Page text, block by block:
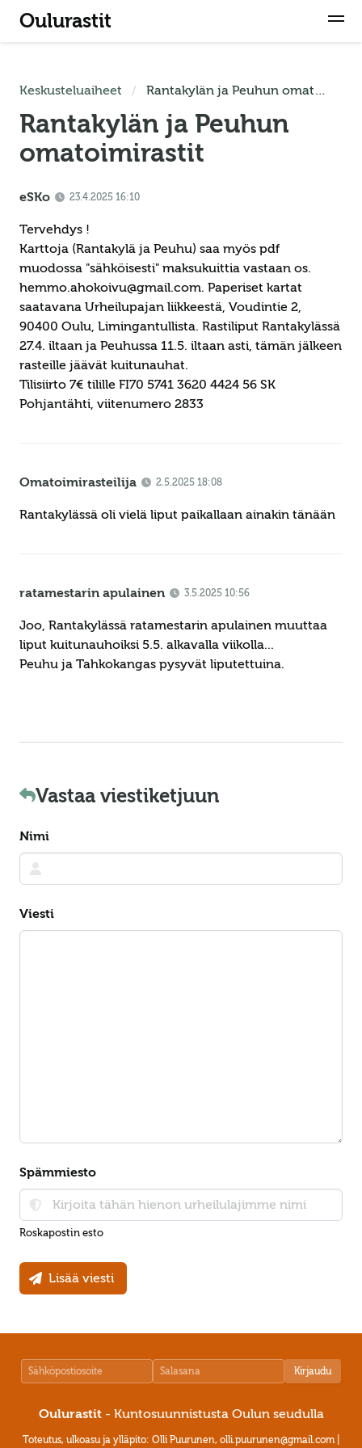
Oulurastit
Keskusteluaiheet Rantakylän ja Peuhun omatoimirastit
Rantakylän ja Peuhun
omatoimirastit
eSKo 23.4.2025 16:10
Tervehdys !
Karttoja (Rantakylä ja Peuhu) saa myös pdf
muodossa "sähköisesti" maksukuittia vastaan os.
hemmo.ahokoivu@gmail.com. Paperiset kartat
saatavana Urheilupajan liikkeestä, Voudintie 2,
90400 Oulu, Limingantullista. Rastiliput Rantakylässä
27.4. iltaan ja Peuhussa 11.5. iltaan asti, tämän jälkeen
rasteille jäävät kuitunauhat.
Tilisiirto 7€ tilille FI70 5741 3620 4424 56 SK
Pohjantähti, viitenumero 2833
Omatoimirasteilija 2.5.2025 18:08
Rantakylässä oli vielä liput paikallaan ainakin tänään
ratamestarin apulainen 3.5.2025 10:56
Joo, Rantakylässä ratamestarin apulainen muuttaa
liput kuitunauhoiksi 5.5. alkavalla viikolla...
Peuhu ja Tahkokangas pysyvät liputettuina.
Vastaa viestiketjuun
Nimi
Viesti
Spämmiesto
Roskapostin esto
Lisää viesti
Kirjaudu
Oulurastit- Kuntosuunnistusta Oulun seudulla
Toteutus, ulkoasu ja ylläpito: Olli Puurunen, olli.puurunen@gmail.com |